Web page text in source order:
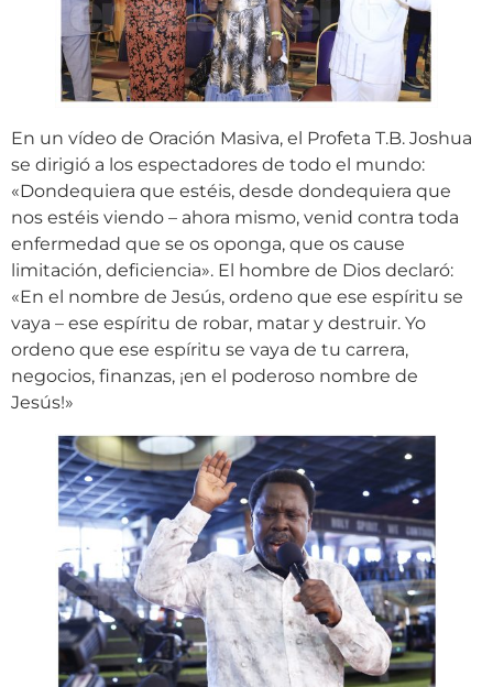
En un vídeo de Oración Masiva, el Profeta T.B. Joshua
se dirigió a los espectadores de todo el mundo:
«Dondequiera que estéis, desde dondequiera que
nos estéis viendo – ahora mismo, venid contra toda
enfermedad que se os oponga, que os cause
limitación, deficiencia». El hombre de Dios declaró:
«En el nombre de Jesús, ordeno que ese espíritu se
vaya – ese espíritu de robar, matar y destruir. Yo
ordeno que ese espíritu se vaya de tu carrera,
negocios, finanzas, ¡en el poderoso nombre de
Jesús!»